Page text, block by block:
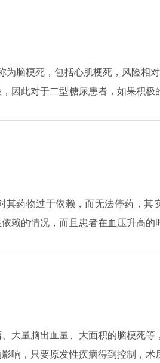
脑梗死，包括心肌梗死，风险相
因此对于二型糖尿患者，如果积极
药物过于依赖，而无法停药，其
赖的情况，而且患者在血压升高的
大量脑出血量、大面积的脑梗死等
响，只要原发性疾病得到控制，术